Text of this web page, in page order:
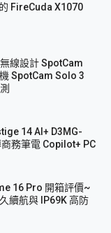
FireCuda X1070
線設計 SpotCam
SpotCam Solo 3
14 AI+ D3MG-
務筆電 Copilot+ PC
16 Pro 開箱評價~
續航與 IP69K 高防